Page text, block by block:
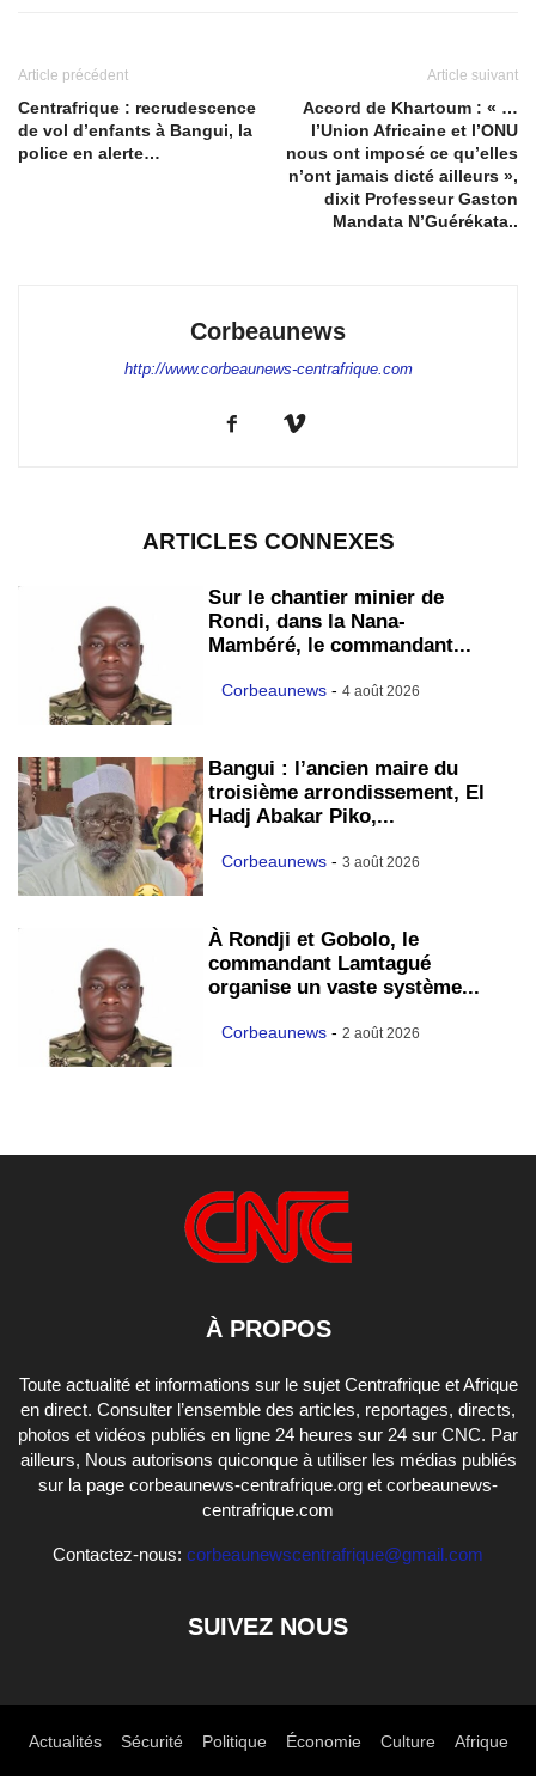
Article précédent
Centrafrique : recrudescence
de vol d’enfants à Bangui, la
police en alerte…
Article suivant
Accord de Khartoum : « …
l’Union Africaine et l’ONU
nous ont imposé ce qu’elles
n’ont jamais dicté ailleurs »,
dixit Professeur Gaston
Mandata N’Guérékata..
Corbeaunews
http://www.corbeaunews-centrafrique.com
ARTICLES CONNEXES
Sur le chantier minier de
Rondi, dans la Nana-
Mambéré, le commandant...
Corbeaunews - 4 août 2026
Bangui : l’ancien maire du
troisième arrondissement, El
Hadj Abakar Piko,...
Corbeaunews - 3 août 2026
À Rondji et Gobolo, le
commandant Lamtagué
organise un vaste système...
Corbeaunews - 2 août 2026
À PROPOS
Toute actualité et informations sur le sujet Centrafrique et Afrique
en direct. Consulter l’ensemble des articles, reportages, directs,
photos et vidéos publiés en ligne 24 heures sur 24 sur CNC. Par
ailleurs, Nous autorisons quiconque à utiliser les médias publiés
sur la page corbeaunews-centrafrique.org et corbeaunews-
centrafrique.com
Contactez-nous: corbeaunewscentrafrique@gmail.com
SUIVEZ NOUS
Actualités Sécurité Politique Économie Culture Afrique